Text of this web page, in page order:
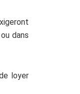
dans
loyer